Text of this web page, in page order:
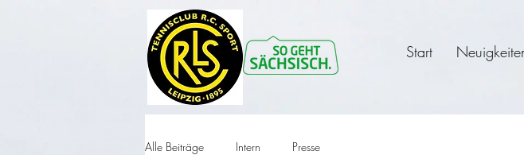
Start
Alle Beiträge Intern Presse